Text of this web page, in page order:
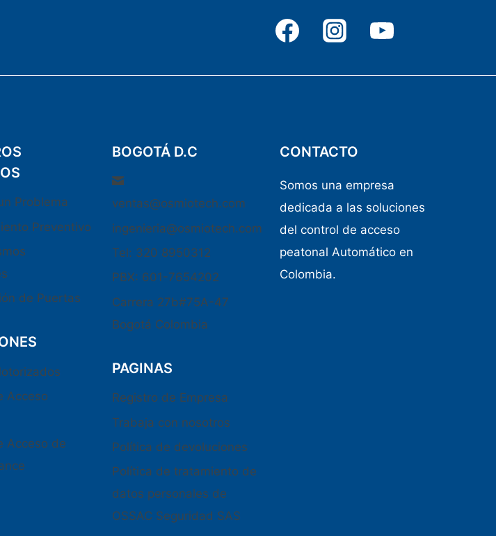
Problema
Preventivo
de Puertas
Acceso
Acceso de
BOGOTÁ D.C
ventas@osmiotech.com
ingenieria@osmiotech.com
Tel: 320 8950312
PBX: 601-7654202
Carrera 27b#75A-47
Bogotá Colombia
PAGINAS
Registro de Empresa
Trabaja con nosotros
Política de devoluciones
Política de tratamiento de
datos personales de
OSSAC Seguridad SAS
CONTACTO
Somos una empresa
dedicada a las soluciones
del control de acceso
peatonal Automático en
Colombia.